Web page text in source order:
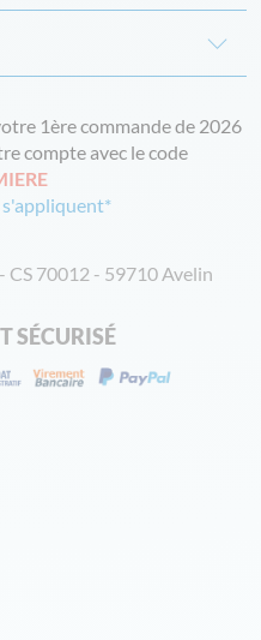
1ère commande de 2026
compte avec le code
CS 70012 - 59710 Avelin
SÉCURISÉ